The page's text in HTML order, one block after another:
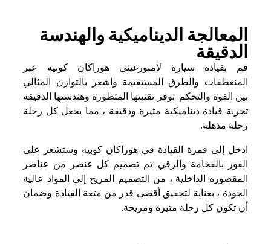
المعالجة الديناميكية والهندسة
الدقيقة
قم بقيادة سيارة لامبورغيني هوراكان كوبيه عبر
المنعطفات والطرق المستقيمة واشعر بالتوازن المثالي
بين القوة والتحكم. توفر تقنيتها المتطورة وهندستها الدقيقة
تجربة قيادة ديناميكية مثيرة ودقيقة ، مما يجعل كل رحلة
رحلة مذهلة.
ادخل إلى قمرة القيادة في هوراكان كوبيه وستشعر على
الفور بالفخامة والرقي. تم تصميم كل عنصر من عناصر
المقصورة الداخلية ، من التصميم المريح إلى المواد عالية
الجودة ، بعناية لتحقيق أقصى قدر من متعة القيادة وضمان
أن تكون كل رحلة مثيرة ومريحة.